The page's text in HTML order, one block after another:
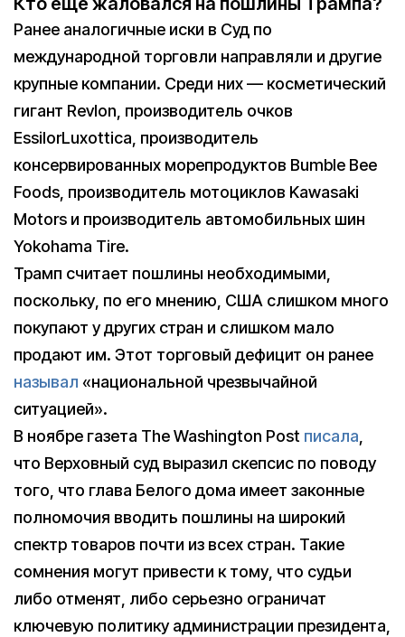
Ранее аналогичные иски в Суд по
международной торговли направляли и другие
крупные компании. Среди них — косметический
гигант Revlon, производитель очков
EssilorLuxottica, производитель
консервированных морепродуктов Bumble Bee
Foods, производитель мотоциклов Kawasaki
Motors и производитель автомобильных шин
Yokohama Tire.
Трамп считает пошлины необходимыми,
поскольку, по его мнению, США слишком много
покупают у других стран и слишком мало
продают им. Этот торговый дефицит он ранее
называл «национальной чрезвычайной
ситуацией».
В ноябре газета The Washington Post писала,
что Верховный суд выразил скепсис по поводу
того, что глава Белого дома имеет законные
полномочия вводить пошлины на широкий
спектр товаров почти из всех стран. Такие
сомнения могут привести к тому, что судьи
либо отменят, либо серьезно ограничат
ключевую политику администрации президента,